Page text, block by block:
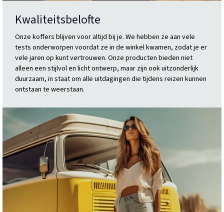
Kwaliteitsbelofte
Onze koffers blijven voor altijd bij je. We hebben ze aan vele
tests onderworpen voordat ze in de winkel kwamen, zodat je er
vele jaren op kunt vertrouwen. Onze producten bieden niet
alleen een stijlvol en licht ontwerp, maar zijn ook uitzonderlijk
duurzaam, in staat om alle uitdagingen die tijdens reizen kunnen
ontstaan te weerstaan.